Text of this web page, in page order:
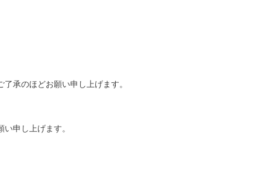
承のほどお願い申し上げます。
申し上げます。